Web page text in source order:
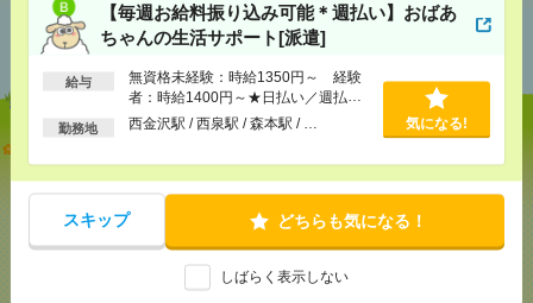
【毎週お給料振り込み可能＊週払い】おばあ
ちゃんの生活サポート[派遣]
給与
無資格未経験：時給1350円～ 経験
者：時給1400円～★日払い／週払い
制度あり（月払いも選べます）※稼働
勤務地 西金沢駅 / 西泉駅 / 森本駅 / … 気になる!
スキップ どちらも気になる！
しばらく表示しない
あなたの閲覧履歴からの
おすすめ
【過去最高時給1600円！】未経験OK！病院内でカン
タンサポート＊4名募集[派遣]
[給 与]時給1600円 ※22時以降は時給2000円
※給与前払い可
/七ツ屋駅から車7分/